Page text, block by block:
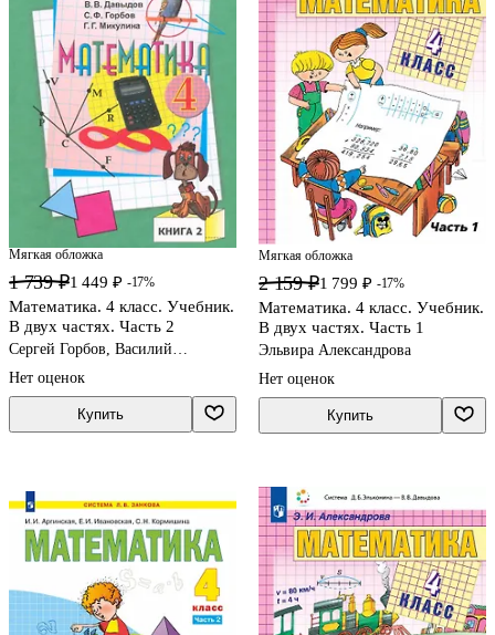
Мягкая обложка
1 739 ₽1 449 ₽ -17%
Математика. 4 класс. Учебник.
В двух частях. Часть 2
Сергей Горбов, Василий
Нет оценок
Купить
Мягкая обложка
2 159 ₽1 799 ₽ -17%
Математика. 4 класс. Учебник.
В двух частях. Часть 1
Эльвира Александрова
Нет оценок
Купить